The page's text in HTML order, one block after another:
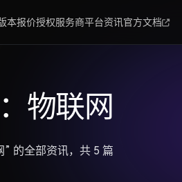
本报价授权服务商平台资讯官方文档
物联网
” 的全部资讯，共 5 篇